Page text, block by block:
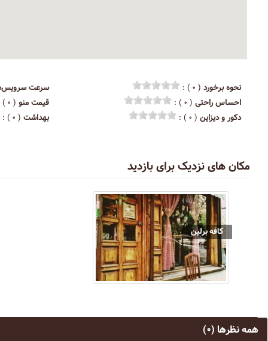
نحوه برخورد ( ۰ ) : سرعت
احساس راحتی ( ۰ ) : قیمت منو ( ۰ ) :
دکور و دیزاین ( ۰ ) : بهداشت ( ۰ ) :
مکان های نزدیک برای بازدید
کافه برلین
همه نظرها (۰)